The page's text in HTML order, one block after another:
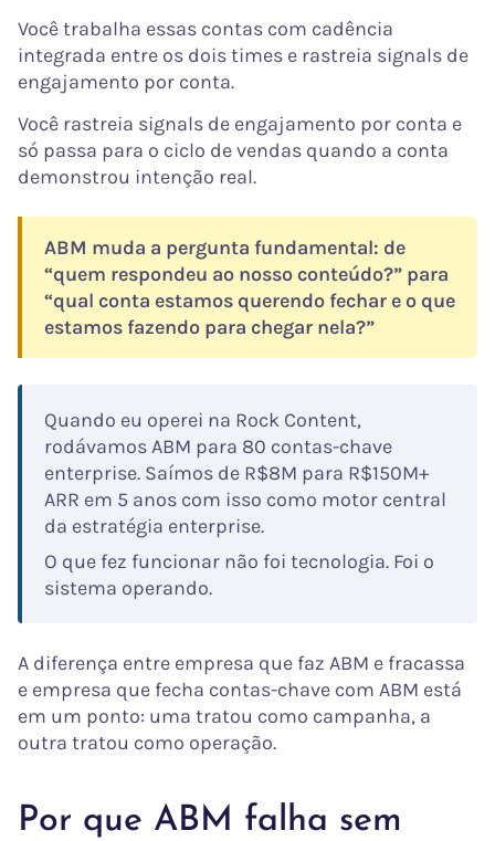
Você trabalha essas contas com cadência
integrada entre os dois times e rastreia signals de
engajamento por conta.
Você rastreia signals de engajamento por conta e
só passa para o ciclo de vendas quando a conta
demonstrou intenção real.
ABM muda a pergunta fundamental: de
“quem respondeu ao nosso conteúdo?” para
“qual conta estamos querendo fechar e o que
estamos fazendo para chegar nela?”
Quando eu operei na Rock Content,
rodávamos ABM para 80 contas-chave
enterprise. Saímos de R$8M para R$150M+
ARR em 5 anos com isso como motor central
da estratégia enterprise.
O que fez funcionar não foi tecnologia. Foi o
sistema operando.
A diferença entre empresa que faz ABM e fracassa
e empresa que fecha contas-chave com ABM está
em um ponto: uma tratou como campanha, a
outra tratou como operação.
Por que ABM falha sem